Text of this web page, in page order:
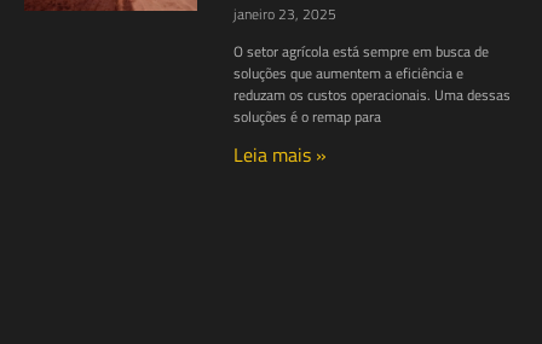
janeiro 23, 2025
O setor agrícola está sempre em busca de
soluções que aumentem a eficiência e
reduzam os custos operacionais. Uma dessas
soluções é o remap para
Leia mais »